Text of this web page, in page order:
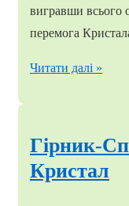
вигравши всього
перемога
Кристал
Херсонці
здобули
Читати далі »
Гірник-
Кристал